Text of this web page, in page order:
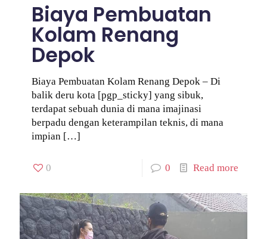
Biaya Pembuatan
Kolam Renang
Depok
Biaya Pembuatan Kolam Renang Depok – Di
balik deru kota [pgp_sticky] yang sibuk,
terdapat sebuah dunia di mana imajinasi
berpadu dengan keterampilan teknis, di mana
impian […]
0 0 Read more